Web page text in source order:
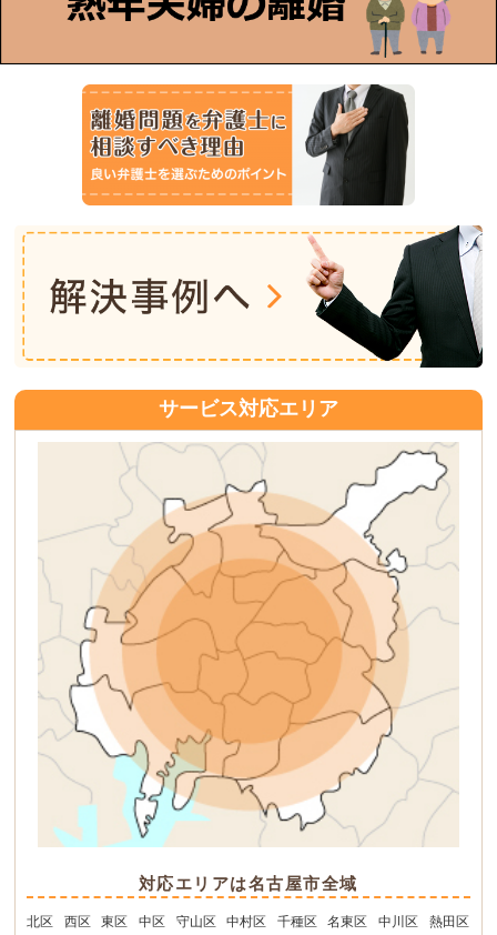
サービス対応エリア
対応エリアは名古屋市全域
北区 西区 東区 中区 守山区 中村区 千種区 名東区 中川区 熱田区